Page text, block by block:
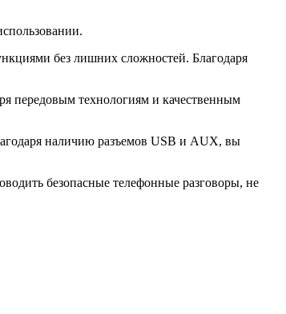
без лишних сложностей. Благодаря
передовым технологиям и качественным
наличию разъемов USB и AUX, вы
безопасные телефонные разговоры, не